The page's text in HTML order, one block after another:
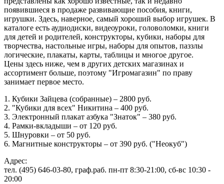
появившиеся в продаже развивающие пособия, книги,
игрушки. Здесь, наверное, самый хороший выбор игрушек. В
каталоге есть аудиодиски, видеоуроки, головоломки, книги
для детей и родителей, конструкторы, кубики, наборы для
творчества, настольные игры, наборы для опытов, паззлы
логические, плакаты, карты, таблицы и многое другое.
Цены здесь ниже, чем в других детских магазинах и
ассортимент больше, поэтому "Игромагазин" по праву
занимает первое место.
1. Кубики Зайцева (собранные) – 2800 руб.
2. "Кубики для всех" Никитина – 400 руб.
3. Электронный плакат азбука "Знаток" – 380 руб.
4. Рамки-вкладыши – от 120 руб.
5. Шнуровки – от 50 руб.
6. Магнитные конструкторы – от 390 руб. ("Неокуб")
Адрес:
тел. (495) 646-03-80, граф.раб. пн-пт 8:30-21:00, сб-вс 10:30 -
20:00